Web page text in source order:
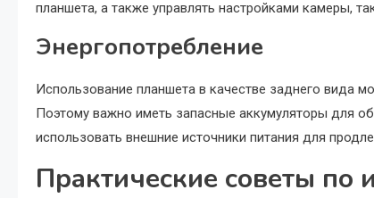
планшета, а также управлять настройками камеры,
Энергопотребление
Использование планшета в качестве заднего вида
Поэтому важно иметь запасные аккумуляторы для
использовать внешние источники питания для
Практические советы по